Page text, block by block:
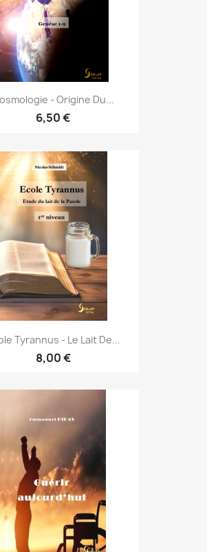
- Origine Du...
6,50 €
Tyrannus - Le Lait De...
8,00 €